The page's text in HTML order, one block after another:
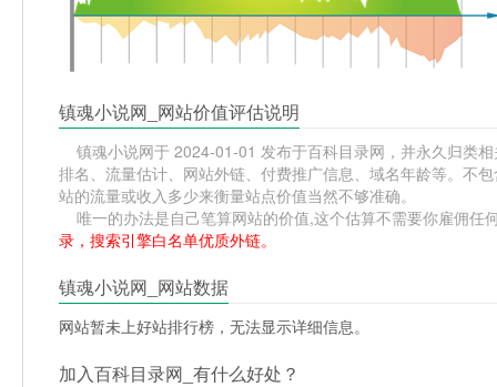
镇魂小说网_网站价值评估说明
镇魂小说网于 2024-01-01 发布于百科目录网，并永久归类
排名、流量估计、网站外链、付费推广信息、域名年龄等。不
站的流量或收入多少来衡量站点价值当然不够准确。
唯一的办法是自己笔算网站的价值,这个估算不需要你雇佣任
录，搜索引擎白名单优质外链。
镇魂小说网_网站数据
网站暂未上好站排行榜，无法显示详细信息。
加入百科目录网_有什么好处？